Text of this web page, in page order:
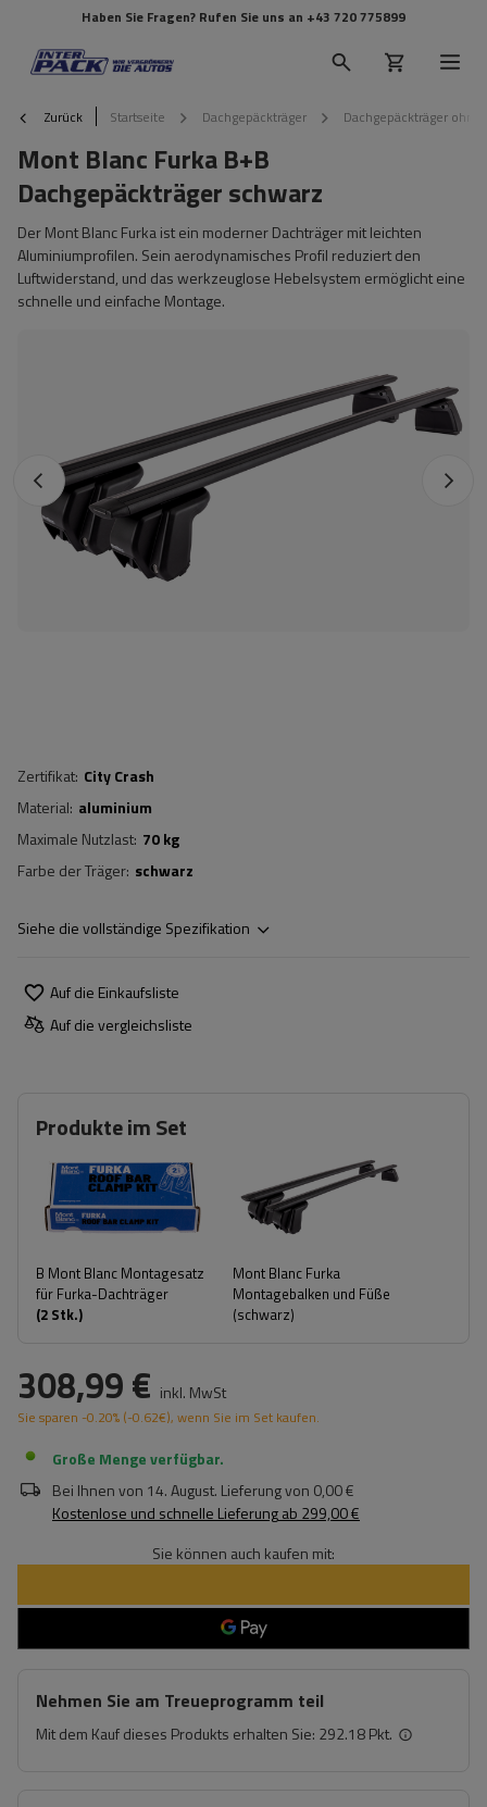
Haben Sie Fragen? Rufen Sie uns an +43 720 775899
Zurück Startseite Dachgepäckträger Dachgepäckträger ohne
Mont Blanc Furka B+B
Dachgepäckträger schwarz
Der Mont Blanc Furka ist ein moderner Dachträger mit leichten
Aluminiumprofilen. Sein aerodynamisches Profil reduziert den
Luftwiderstand, und das werkzeuglose Hebelsystem ermöglicht eine
schnelle und einfache Montage.
Zertifikat City Crash
Material aluminium
Maximale Nutzlast 70 kg
Farbe der Träger schwarz
Siehe die vollständige Spezifikation
Auf die Einkaufsliste
Auf die vergleichsliste
Produkte im Set
B Mont Blanc Montagesatz
für Furka-Dachträger
(2 Stk.)
Mont Blanc Furka
Montagebalken und Füße
(schwarz)
308,99 € inkl. MwSt
Sie sparen -0.20% (-0.62€), wenn Sie im Set kaufen.
Große Menge verfügbar
Bei Ihnen von 14. August. Lieferung von 0,00 €
Kostenlose und schnelle Lieferungab 299,00 €
Sie können auch kaufen mit:
Nehmen Sie am Treueprogramm teil
Mit dem Kauf dieses Produkts erhalten Sie: 292.18 Pkt.